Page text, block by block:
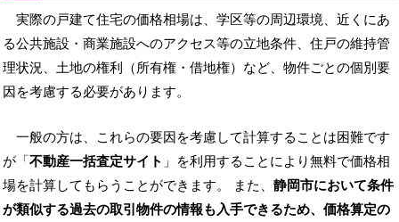
実際の戸建て住宅の価格相場は、学区等の周辺環境、近くにあ
る公共施設・商業施設へのアクセス等の立地条件、住戸の維持管
理状況、土地の権利（所有権・借地権）など、物件ごとの個別要
因を考慮する必要があります。
一般の方は、これらの要因を考慮して計算することは困難です
が「不動産一括査定サイト 」を利用することにより無料で価格相
場を計算してもらうことができます。 また、 静岡市において条件
が類似する過去の取引物件の情報も入手できるため、価格算定の